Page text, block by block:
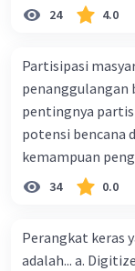
24 4.0
Partisipasi
penanggulangan
pentingnya
potensi bencana
kemampuan
makin tinggi c.
kepada
bencana e.
34 0.0
Perangkat keras
adalah... a.